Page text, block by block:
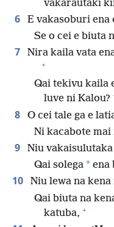
vakarautaki
6
E vakasoburi ena
Se o cei e biuta
7 Nira kaila vata
+
Qai tekivu kaila
luve ni Kalou?
8 O cei tale ga e
Ni kacabote
9
Niu vakaisulutaka
Qai solega * ena
10
Niu lewa na
Qai biuta na
katuba, +